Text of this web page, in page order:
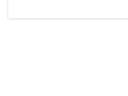
Der Weinbau dominert heute